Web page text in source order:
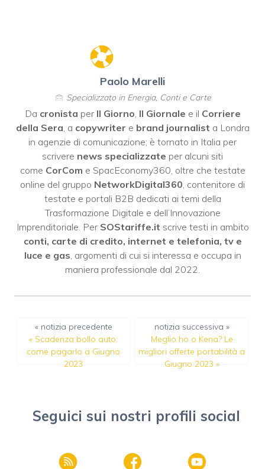
Paolo Marelli
Specializzato in Energia, Conti e Carte
Da cronista per Il Giorno Il Giornale e il Corriere
della Sera , a copywriter e brand journalist a Londra
in agenzie di comunicazione; è tornato in Italia per
scrivere news specializzate per alcuni siti
come CorCom e SpacEconomy360, oltre che testate
online del gruppo NetworkDigital360 , contenitore di
testate e portali B2B dedicati ai temi della
Trasformazione Digitale e dell’Innovazione
Imprenditoriale. Per SOStariffe.it scrive testi in ambito
conti, carte di credito, internet e telefonia, tv e
luce e gas , argomenti di cui si interessa e occupa in
maniera professionale dal 2022.
« notizia precedente
« Scadenza bollo auto:
come pagarlo a Giugno
2023
notizia successiva »
Meglio ho o Kena? Le
migliori offerte portabilità a
Giugno 2023 »
Seguici sui nostri profili social